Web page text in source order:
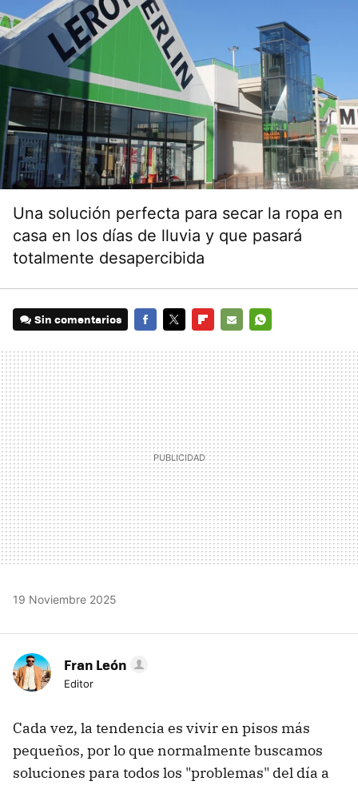
Una solución perfecta para secar la ropa en
casa en los días de lluvia y que pasará
totalmente desapercibida
Sin comentarios
MAIL
19 Noviembre 2025
Fran León
Editor
Cada vez, la tendencia es vivir en pisos más
pequeños, por lo que normalmente buscamos
soluciones para todos los "problemas" del día a